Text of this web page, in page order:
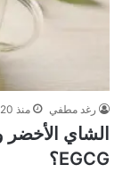
رغد مطفي منذ 20 ساعة
الشاي
EGCG؟